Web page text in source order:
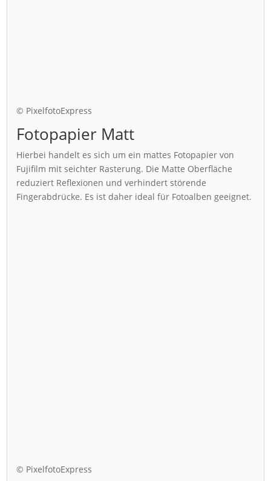
© PixelfotoExpress
Fotopapier Matt
Hierbei handelt es sich um ein mattes Fotopapier von
Fujifilm mit seichter Rasterung. Die Matte Oberfläche
reduziert Reflexionen und verhindert störende
Fingerabdrücke. Es ist daher ideal für Fotoalben geeignet.
© PixelfotoExpress